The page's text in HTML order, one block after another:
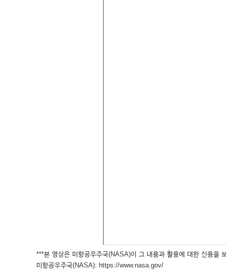
***본 영상은 미항공우주국(NASA)이 그 내용과 활용에 대한 신용을
미항공우주국(NASA): https://www.nasa.gov/